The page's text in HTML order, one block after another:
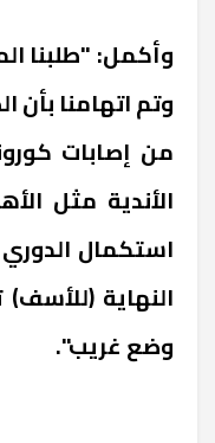
وأكمل: "طلبنا
وتم اتهامنا
من إصابات
الأندية مثل
استكمال
النهاية
وضع غريب".